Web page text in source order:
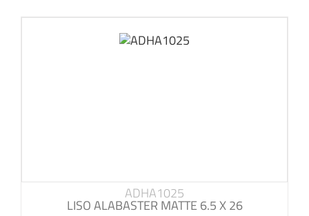
ADHA1025
LISO ALABASTER MATTE 6.5 X 26